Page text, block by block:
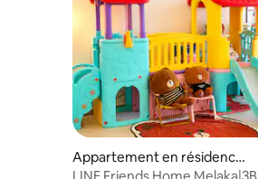
Appartement en résidence ⋅
Malacca